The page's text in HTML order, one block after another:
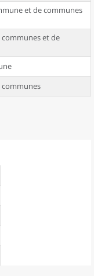
et de communes
et de